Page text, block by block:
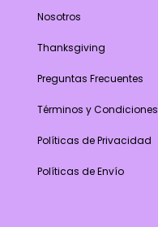
Nosotros
Thanksgiving
Preguntas Frecuentes
Términos y Condiciones
Políticas de Privacidad
Políticas de Envío